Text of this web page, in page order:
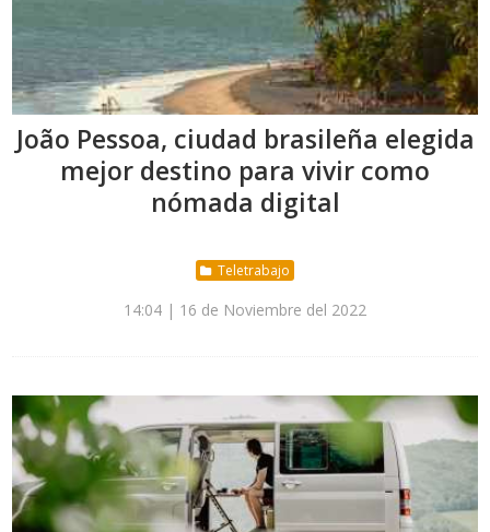
João Pessoa, ciudad brasileña elegida
mejor destino para vivir como
nómada digital
Teletrabajo
14:04 | 16 de Noviembre del 2022